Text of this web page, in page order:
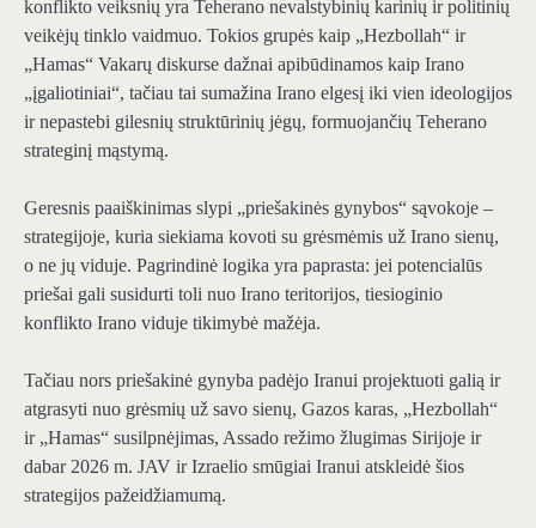
konflikto veiksnių yra Teherano nevalstybinių karinių ir politinių
veikėjų tinklo vaidmuo. Tokios grupės kaip „Hezbollah“ ir
„Hamas“ Vakarų diskurse dažnai apibūdinamos kaip Irano
„įgaliotiniai“, tačiau tai sumažina Irano elgesį iki vien ideologijos
ir nepastebi gilesnių struktūrinių jėgų, formuojančių Teherano
strateginį mąstymą.
Geresnis paaiškinimas slypi „priešakinės gynybos“ sąvokoje –
strategijoje, kuria siekiama kovoti su grėsmėmis už Irano sienų,
o ne jų viduje. Pagrindinė logika yra paprasta: jei potencialūs
priešai gali susidurti toli nuo Irano teritorijos, tiesioginio
konflikto Irano viduje tikimybė mažėja.
Tačiau nors priešakinė gynyba padėjo Iranui projektuoti galią ir
atgrasyti nuo grėsmių už savo sienų, Gazos karas, „Hezbollah“
ir „Hamas“ susilpnėjimas, Assado režimo žlugimas Sirijoje ir
dabar 2026 m. JAV ir Izraelio smūgiai Iranui atskleidė šios
strategijos pažeidžiamumą.